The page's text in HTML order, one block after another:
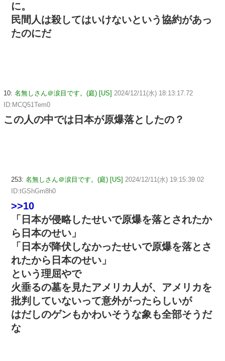
に。
民間人は殺してはいけないという協約があっ
たのにだ
10: 名無しさん＠涙目です。(庭) [US] 2024/12/11(水) 18:13:17.72
ID:MCQ51Tem0
この人の中では日本が原爆落としたの？
253: 名無しさん＠涙目です。(庭) [US] 2024/12/11(水) 19:15:39.02
ID:tGShGm8h0
>>10
「日本が侵略したせいで原爆を落とされたか
ら日本のせい」
「日本が降伏しなかったせいで原爆を落とさ
れたから日本のせい」
という理屈やで
火垂るの墓を見たアメリカ人が、アメリカを
批判していないって意外がったらしいが
はだしのゲンもかわいそうな象も全部そうだ
な